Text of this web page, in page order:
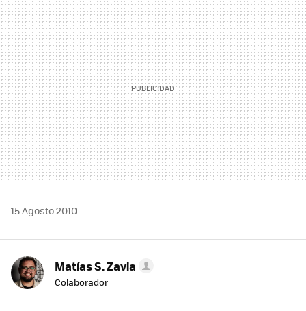
MAIL
15 Agosto 2010
Matías S. Zavia
Colaborador